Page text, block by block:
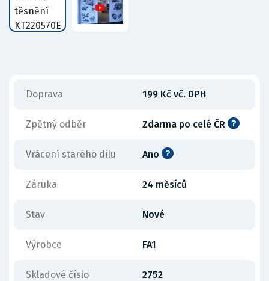
Doprava 199 Kč vč. DPH
Zpětný odběr Zdarma po celé ČR
Vrácení starého dílu Ano
Záruka 24 měsíců
Stav Nové
Výrobce FA1
Skladové číslo 2752